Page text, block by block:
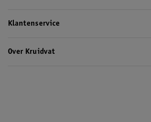
Klantenservice
Over Kruidvat